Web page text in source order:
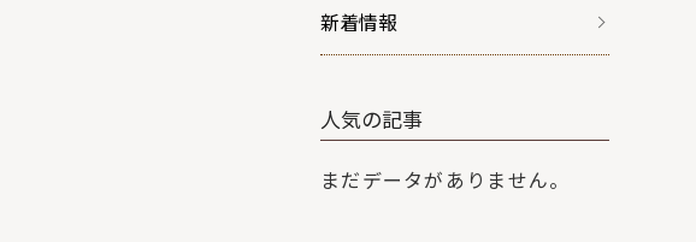
新着情報
人気の記事
まだデータがありません。